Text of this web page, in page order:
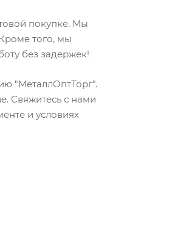
покупке. Мы
того, мы
без задержек!
"МеталлОптТорг".
Свяжитесь с нами
и условиях